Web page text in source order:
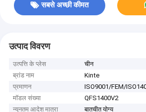
सबसे अच्छी कीमत
उत्पाद विवरण
उत्पत्ति के प्लेस
चीन
ब्रांड नाम
Kinte
प्रमाणन
ISO9001/FEM/
मॉडल संख्या
QFS1400V2
न्यूनतम आदेश मात्रा
बातचीत योग्य